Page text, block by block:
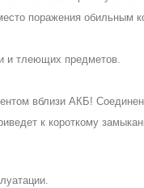
поражения обильным
и тлеющих предметов.
вблизи АКБ!
к короткому